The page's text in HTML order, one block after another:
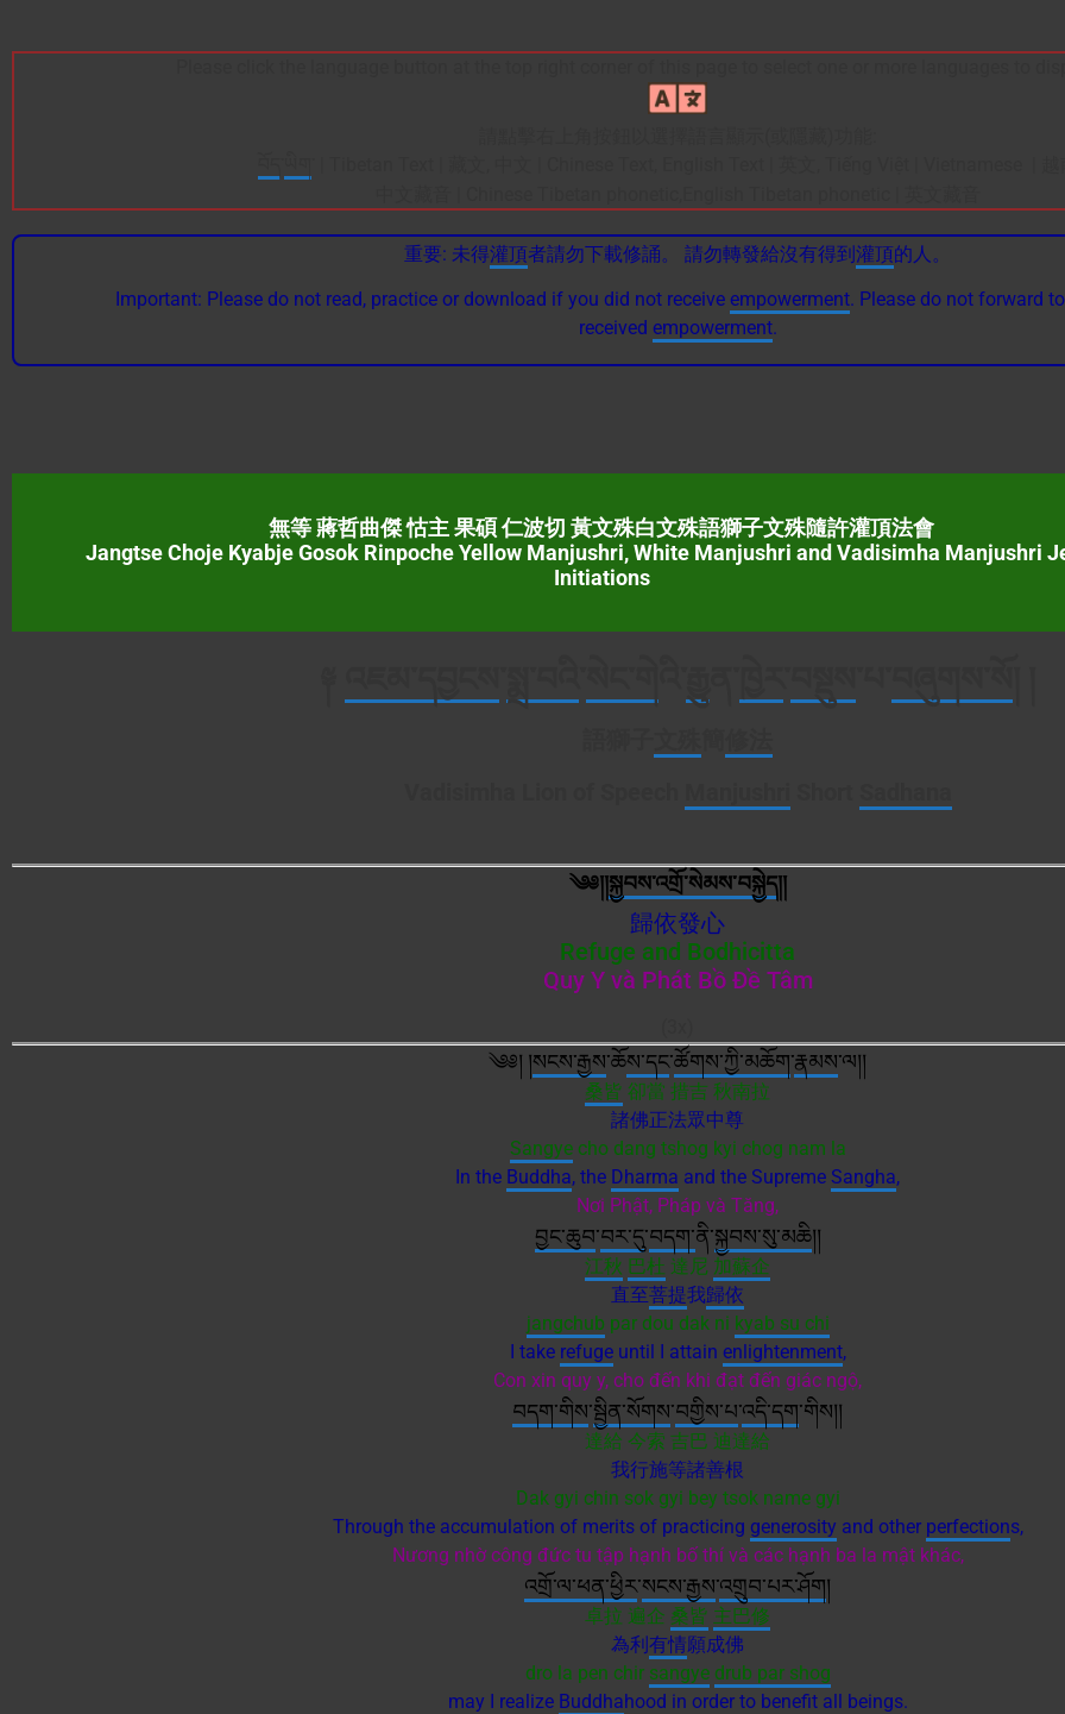
重要: 未得灌頂者請勿下載修誦。 請勿轉發給沒有得到 灌頂的人。
Important: Please do not read, practice or download if you did not receive empowerment. Please do not forward
received empowerment.
無等 蔣哲曲傑 怙主 果碩 仁波切 黃文殊白文殊語獅子文殊隨許灌頂法會
Jangtse Choje Kyabje Gosok Rinpoche Yellow Manjushri, White Manjushri and Vadisimha Manjushri
Initiations
༄༅།།སྐྱབས་འགྲོ་སེམས་བསྐྱེད།།
歸依發心
Refuge and Bodhicitta
Quy Y và Phát Bồ Đề Tâm
༄༅། །སངས་རྒྱས་ཆོས་དང་ཚོགས་ཀྱི་མཆོག་རྣམས་ལ།།
桑皆 卻當 措吉 秋南拉
諸佛正法眾中尊
Sangyecho dang tshog kyi chog nam la
In the Buddha, the Dharma and the Supreme Sangha,
Nơi Phật, Pháp và Tăng,
བྱང་ཆུབ་བར་དུ་བདག་ནི་སྐྱབས་སུ་མཆི།།
江秋 巴杜 達尼 加蘇企
直至菩提我歸依
jangchub par dou dak ni kyab su chi
I take refugeuntil I attain enlightenment,
Con xin quy y, cho đến khi đạt đến giác ngộ,
བདག་གིས་སྦྱིན་སོགས་བགྱིས་པ་འདི་དག་གིས།།
達給 今索 吉巴 迪達給
我行施等諸善根
Dak gyi chin sok gyi bey tsok name gyi
Through the accumulation of merits of practicing generosity and other perfections,
Nương nhờ công đức tu tập hạnh bố thí và các hạnh ba la mật khác,
འགྲོ་ལ་ཕན་ཕྱིར་སངས་རྒྱས་འགྲུབ་པར་ཤོག།
卓拉 遍企 桑皆 主巴修
為利 有情願成佛
dro la pen chir sangye drub par shog
may I realize Buddhahood in order to benefit all beings.